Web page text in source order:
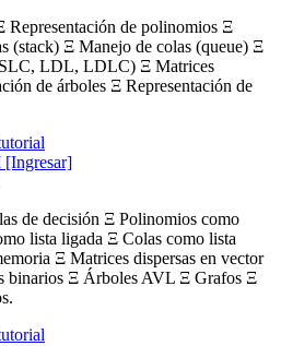
Representación de polinomios Ξ
(stack) Ξ Manejo de colas (queue) Ξ
LDL, LDLC) Ξ Matrices
de árboles Ξ Representación de
[Ingresar]
de decisión Ξ Polinomios como
lista ligada Ξ Colas como lista
Ξ Matrices dispersas en vector
binarios Ξ Árboles AVL Ξ Grafos Ξ